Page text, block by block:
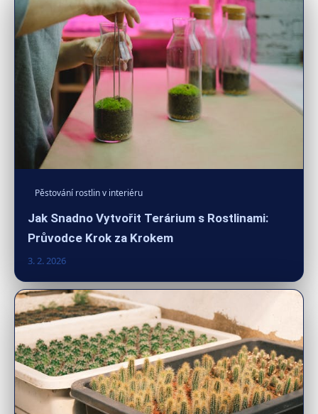
Pěstování rostlin v interiéru
Jak Snadno Vytvořit Terárium s Rostlinami:
Průvodce Krok za Krokem
3. 2. 2026